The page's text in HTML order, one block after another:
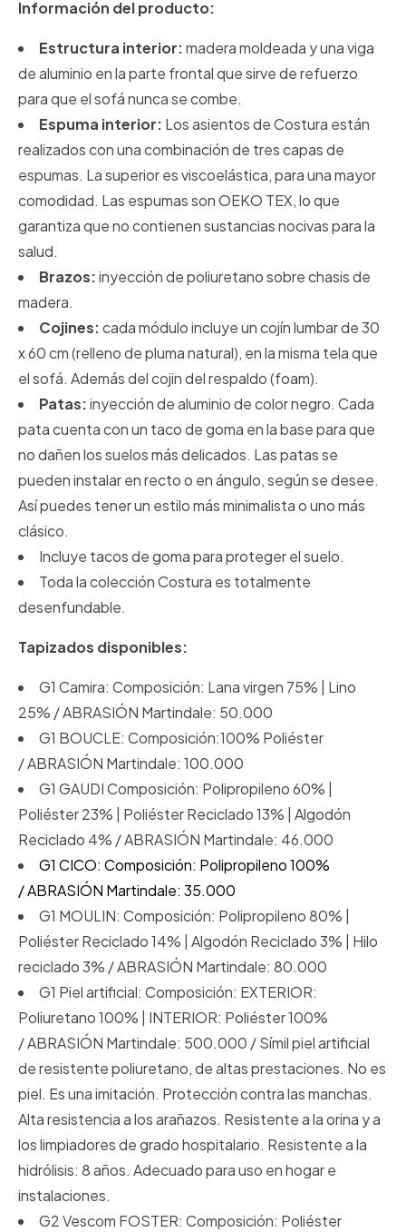
Información del producto:
Estructura interior:madera moldeada y una viga
de aluminio en la parte frontal que sirve de refuerzo
para que el sofá nunca se combe.
Espuma interior: Los asientos de Costura están
realizados con una combinación de tres capas de
espumas. La superior es viscoelástica, para una mayor
comodidad. Las espumas son OEKO TEX, lo que
garantiza que no contienen sustancias nocivas para la
salud.
Brazos:inyección de poliuretano sobre chasis de
madera.
Cojines:cada módulo incluye un cojín lumbar de 30
x 60 cm (relleno de pluma natural), en la misma tela que
el sofá. Además del cojin del respaldo (foam).
Patas:inyección de aluminio de color negro. Cada
pata cuenta con un taco de goma en la base para que
no dañen los suelos más delicados. Las patas se
pueden instalar en recto o en ángulo, según se desee.
Así puedes tener un estilo más minimalista o uno más
clásico.
Incluye tacos de goma para proteger el suelo.
Toda la colección Costura es totalmente
desenfundable.
Tapizados disponibles:
G1 Camira: Composición: Lana virgen 75% | Lino
25% / ABRASIÓN Martindale: 50.000
G1 BOUCLE: Composición:100% Poliéster
/ ABRASIÓN Martindale: 100.000
G1 GAUDI Composición: Polipropileno 60% |
Poliéster 23% | Poliéster Reciclado 13% | Algodón
Reciclado 4% / ABRASIÓN Martindale: 46.000
G1 CICO: Composición: Polipropileno 100%
/ ABRASIÓN Martindale: 35.000
G1 MOULIN: Composición: Polipropileno 80% |
Poliéster Reciclado 14% | Algodón Reciclado 3% | Hilo
reciclado 3% / ABRASIÓN Martindale: 80.000
G1 Piel artificial: Composición: EXTERIOR:
Poliuretano 100% | INTERIOR: Poliéster 100%
/ ABRASIÓN Martindale: 500.000 / Símil piel artificial
de resistente poliuretano, de altas prestaciones. No es
piel. Es una imitación. Protección contra las manchas.
Alta resistencia a los arañazos. Resistente a la orina y a
los limpiadores de grado hospitalario. Resistente a la
hidrólisis: 8 años. Adecuado para uso en hogar e
instalaciones.
G2 Vescom FOSTER: Composición: Poliéster